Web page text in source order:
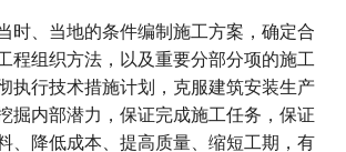
时、当地的条件编制施工方案，确定合
程组织方法，以及重要分部分项的施工
执行技术措施计划，克服建筑安装生产
掘内部潜力，保证完成施工任务，保证
、降低成本、提高质量、缩短工期，有